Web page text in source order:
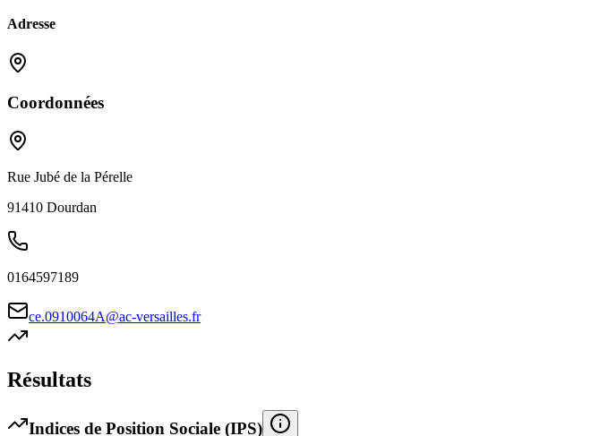
Adresse
Coordonnées
Rue Jubé de la Pérelle
91410 Dourdan
0164597189
ce.0910064A@ac-versailles.fr
Résultats
Indices de Position Sociale (IPS)